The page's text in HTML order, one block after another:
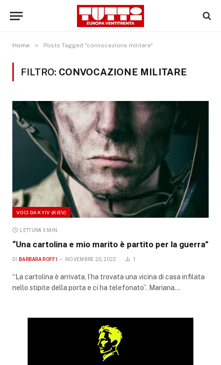
Home » Posts Tagged "convocazione militare"
FILTRO: CONVOCAZIONE MILITARE
VOCI DA KYIV (KIEV)
LETTURA 5 MIN.
“Una cartolina e mio marito è partito per la guerra”
DI BARBARA ROFFI NOVEMBRE 20, 2022 1
“La cartolina è arrivata, l’ha trovata una vicina di casa infilata
nello stipite della porta e ci ha telefonato”. Mariana…